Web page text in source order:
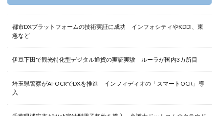
都市DXプラットフォームの技術実証に成功 インフォシティやKDDI、東
急など
伊豆下田で観光特化型デジタル通貨の実証実験 ルーラが国内3カ所目
埼玉県警察がAI-OCRでDXを推進 インフィディオの「スマートOCR」導
入